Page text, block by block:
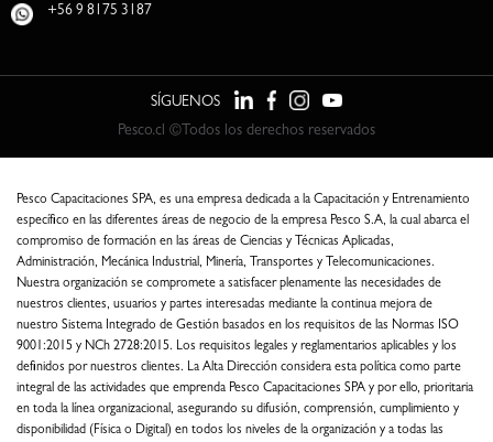
+56 9 8175 3187
SÍGUENOS
Pesco.cl ©Todos los derechos reservados
Pesco Capacitaciones SPA, es una empresa dedicada a la Capacitación y Entrenamiento
específico en las diferentes áreas de negocio de la empresa Pesco S.A, la cual abarca el
compromiso de formación en las áreas de Ciencias y Técnicas Aplicadas,
Administración, Mecánica Industrial, Minería, Transportes y Telecomunicaciones.
Nuestra organización se compromete a satisfacer plenamente las necesidades de
nuestros clientes, usuarios y partes interesadas mediante la continua mejora de
nuestro Sistema Integrado de Gestión basados en los requisitos de las Normas ISO
9001:2015 y NCh 2728:2015. Los requisitos legales y reglamentarios aplicables y los
definidos por nuestros clientes. La Alta Dirección considera esta política como parte
integral de las actividades que emprenda Pesco Capacitaciones SPA y por ello, prioritaria
en toda la línea organizacional, asegurando su difusión, comprensión, cumplimiento y
disponibilidad (Física o Digital) en todos los niveles de la organización y a todas las